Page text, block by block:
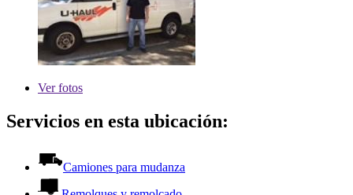
Verfotos
Servicios en esta ubicación:
Camiones para mudanza